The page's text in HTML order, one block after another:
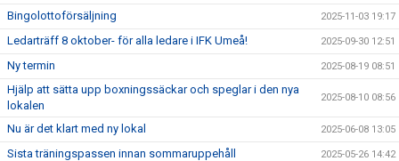
Bingolottoförsäljning 2025-11-03 19:17
Ledarträff 8 oktober- för alla ledare i IFK Umeå! 2025-09-30 12:51
Ny termin 2025-08-19 08:51
Hjälp att sätta upp boxningssäckar och speglar i den nya
lokalen
2025-08-10 08:56
Nu är det klart med ny lokal 2025-06-08 13:05
Sista träningspassen innan sommaruppehåll 2025-05-26 14:42